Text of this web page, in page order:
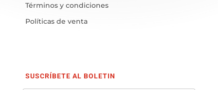
Términos y condiciones
Políticas de venta
SUSCRÍBETE AL BOLETIN